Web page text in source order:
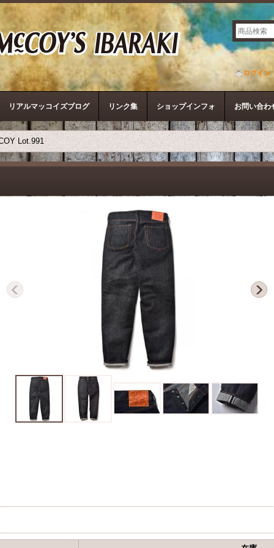
ザ・リアルマッコイズ
ログイン
リアルマッコイズブログ リンク集 ショップインフォ お問い合わ
Lot.991